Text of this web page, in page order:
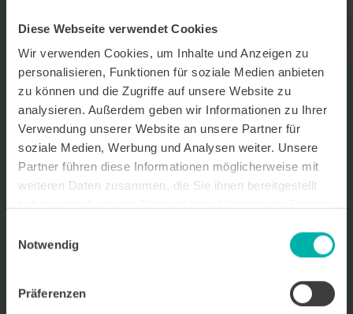
Diese Webseite verwendet Cookies
Wir verwenden Cookies, um Inhalte und Anzeigen zu
personalisieren, Funktionen für soziale Medien anbieten
zu können und die Zugriffe auf unsere Website zu
analysieren. Außerdem geben wir Informationen zu Ihrer
Verwendung unserer Website an unsere Partner für
soziale Medien, Werbung und Analysen weiter. Unsere
Partner führen diese Informationen möglicherweise mit
weiteren Daten zusammen, die Sie ihnen bereitgestellt
Notwendig
Präferenzen
WirtschaftsKRAFT der INFO - Das Magazin Pforzheim GmbH
erhalte. Um die Inhalte des Newsletters besser auf meine
persönlichen Interessen auszurichten, stimme ich außerdem zu,
hierfür mein personenbezogenes Nutzungsverhalten des
Newsletters zu erfassen und auszuwerten. Der Newsletter enthält
begleitende Werbeinformationen zu Produkten und
Dienstleistungen lokal ansässiger Werbekunden. Ich kann meine
Einwilligung jederzeit kostenfrei für die Zukunft durch den in jedem
Newsletter enthaltenen Abmeldelink oder per E-Mail an info@info-
pforzheim.de widerrufen. Meine E-Mail-Adresse wird ausschließlich
zur Zustellung des Newsletters genutzt. Detaillierte Informationen
zum Umgang mit Ihren Daten und der von uns eingesetzten
Newsletter-Software Cleverreach finden Sie in unserer
Datenschutzerklärung.